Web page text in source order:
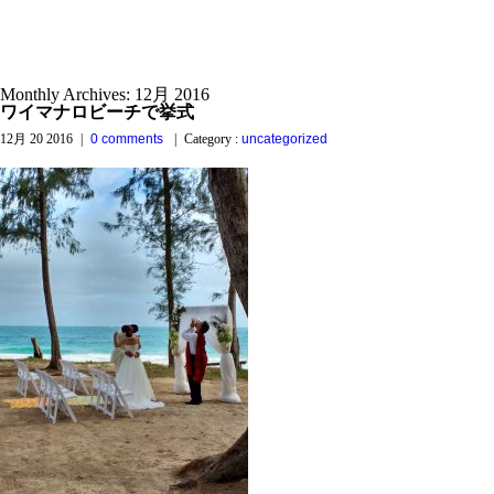
Monthly Archives: 12月 2016
ワイマナロビーチで挙式
12月 20 2016 0 comments Category : uncategorized